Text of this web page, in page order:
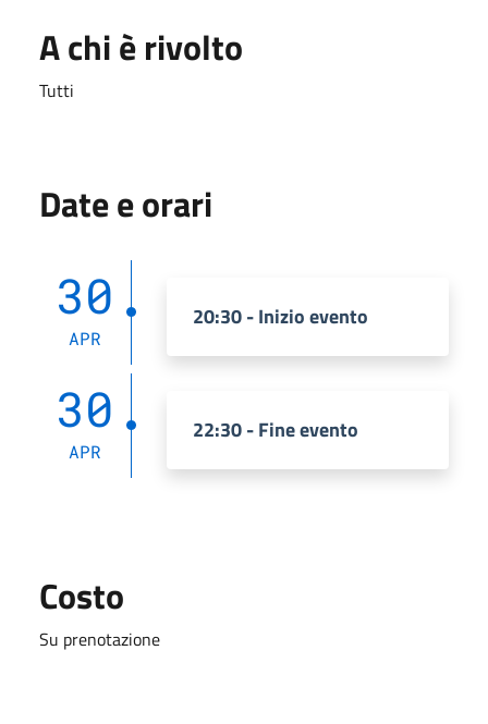
A chi è rivolto
Tutti
Date e orari
30
APR
20:30 - Inizio evento
30
APR
22:30 - Fine evento
Costo
Su prenotazione